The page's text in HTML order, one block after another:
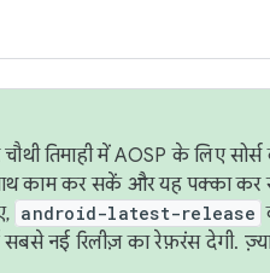
तिमाही में AOSP के लिए
काम कर सकें और यह पक्का कर
android-latest-release
नई रिलीज़ का रेफ़रंस देगी.